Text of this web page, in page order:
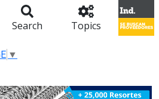
Search Topics
▼